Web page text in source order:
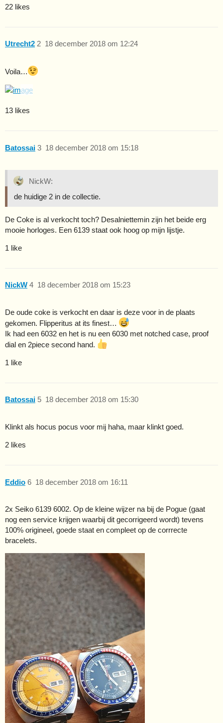
22 likes
Utrecht2 18 december 2018 om 12:24
2
Voila…
13 likes
Batossai 18 december 2018 om 15:18
3
NickW:
de huidige 2 in de collectie.
De Coke is al verkocht toch? Desalniettemin zijn het beide erg
mooie horloges. Een 6139 staat ook hoog op mijn lijstje.
1 like
NickW 18 december 2018 om 15:23
4
De oude coke is verkocht en daar is deze voor in de plaats
gekomen. Flipperitus at its finest…
Ik had een 6032 en het is nu een 6030 met notched case, proof
dial en 2piece second hand.
1 like
Batossai 18 december 2018 om 15:30
5
Klinkt als hocus pocus voor mij haha, maar klinkt goed.
2 likes
Eddio 18 december 2018 om 16:11
6
2x Seiko 6139 6002. Op de kleine wijzer na bij de Pogue (gaat
nog een service krijgen waarbij dit gecorrigeerd wordt) tevens
100% origineel, goede staat en compleet op de corrrecte
bracelets.